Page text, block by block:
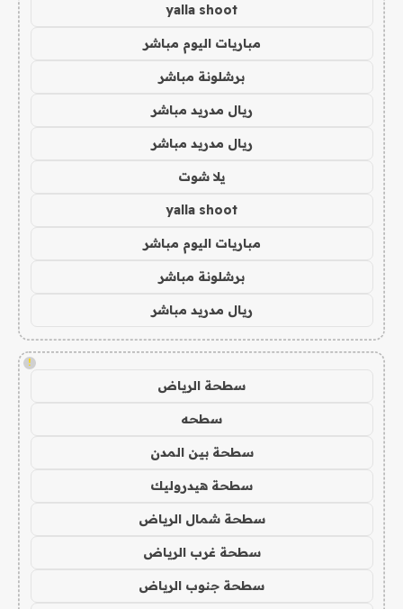
yalla shoot
مباريات اليوم مباشر
برشلونة مباشر
ريال مدريد مباشر
ريال مدريد مباشر
يلا شوت
yalla shoot
مباريات اليوم مباشر
برشلونة مباشر
ريال مدريد مباشر
!
سطحة الرياض
سطحه
سطحة بين المدن
سطحة هيدروليك
سطحة شمال الرياض
سطحة غرب الرياض
سطحة جنوب الرياض